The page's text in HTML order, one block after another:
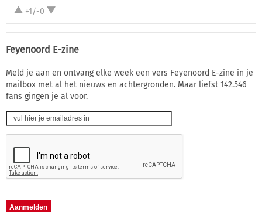
+1/-0
Feyenoord E-zine
Meld je aan en ontvang elke week een vers Feyenoord E-zine in je
mailbox met al het nieuws en achtergronden. Maar liefst 142.546
fans gingen je al voor.